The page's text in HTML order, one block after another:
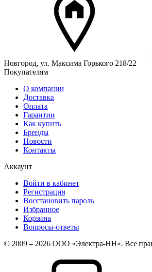
Новгород, ул. Максима Горького 218/22
Покупателям
О компании
Доставка
Оплата
Гарантии
Как купить
Бренды
Новости
Контакты
Аккаунт
Войти в кабинет
Регистрация
Восстановить пароль
Избранное
Корзина
Вопросы-ответы
© 2009 – 2026 ООО «Электра-НН». Все